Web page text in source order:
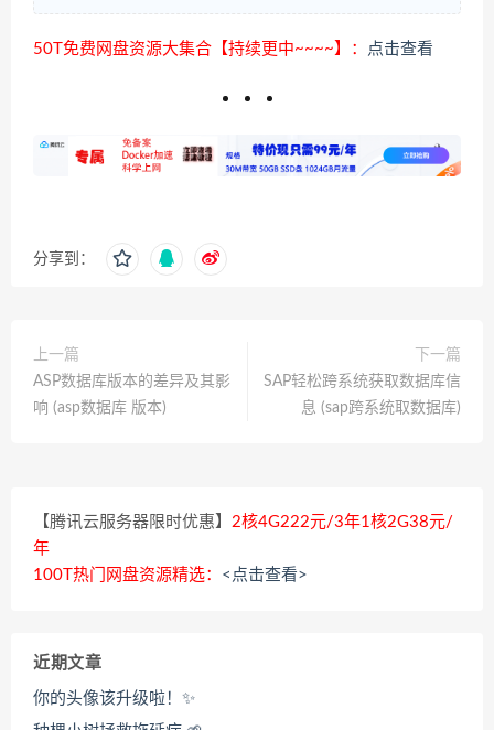
50T免费网盘资源大集合【持续更中~~~~】： 点击查看
分享到：
上一篇
ASP数据库版本的差异及其影
响 (asp数据库 版本)
下一篇
SAP轻松跨系统获取数据库信
息 (sap跨系统取数据库)
【腾讯云服务器限时优惠】 2核4G222元/3年1核2G38元/
年
100T热门网盘资源精选： <点击查看>
近期文章
你的头像该升级啦！✨